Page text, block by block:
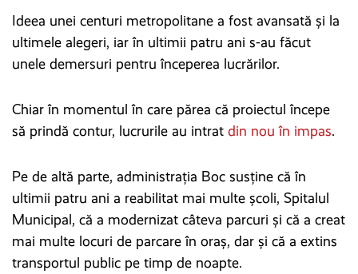
Ideea unei centuri metropolitane a fost avansată și la
ultimele alegeri, iar în ultimii patru ani s-au făcut
unele demersuri pentru începerea lucrărilor.
Chiar în momentul în care părea că proiectul începe
să prindă contur, lucrurile au intrat din nou în impas.
Pe de altă parte, administrația Boc susține că în
ultimii patru ani a reabilitat mai multe școli, Spitalul
Municipal, că a modernizat câteva parcuri și că a creat
mai multe locuri de parcare în oraș, dar și că a extins
transportul public pe timp de noapte.